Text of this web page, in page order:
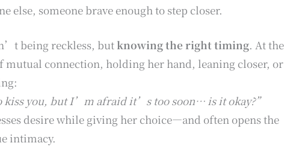
else, someone brave enough to step closer.
being reckless, butknowing the right timing. At the
mutual connection, holding her hand, leaning closer, or
kiss you, but I’m afraid it’s too soon… is it okay?”
desire while giving her choice—and often opens the
intimacy.